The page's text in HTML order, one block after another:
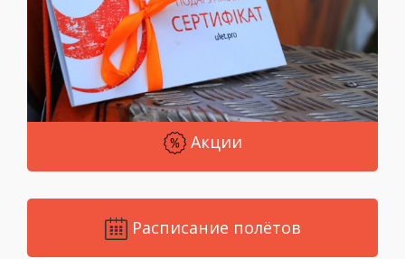
Акции
Расписание полётов